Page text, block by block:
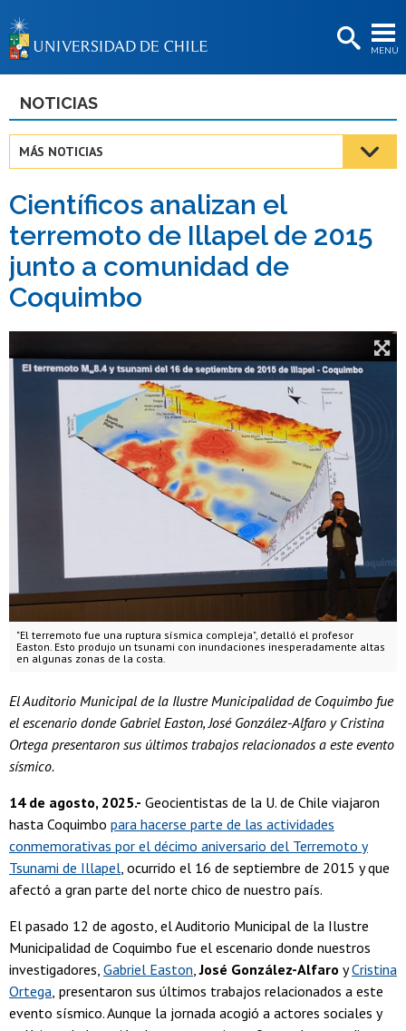
MENÚ
BIBLIOTECAS
Estudiantes
Académicas/os
Funcionarias/os
Egresadas/os
NOTICIAS
MÁS NOTICIAS
Científicos analizan el
terremoto de Illapel de 2015
junto a comunidad de
Coquimbo
"El terremoto fue una ruptura sísmica compleja", detalló el profesor
Easton. Esto produjo un tsunami con inundaciones inesperadamente altas
en algunas zonas de la costa.
El Auditorio Municipal de la Ilustre Municipalidad de Coquimbo fue
el escenario donde Gabriel Easton, José González-Alfaro y Cristina
Ortega presentaron sus últimos trabajos relacionados a este evento
sísmico.
14 de agosto, 2025.- Geocientistas de la U. de Chile viajaron
hasta Coquimbo para hacerse parte de las actividades
conmemorativas por el décimo aniversario del Terremoto y
Tsunami de Illapel, ocurrido el 16 de septiembre de 2015 y que
afectó a gran parte del norte chico de nuestro país.
El pasado 12 de agosto, el Auditorio Municipal de la Ilustre
Municipalidad de Coquimbo fue el escenario donde nuestros
investigadores, Gabriel Easton,José González-Alfaro yCristina
Ortega, presentaron sus últimos trabajos relacionados a este
evento sísmico. Aunque la jornada acogió a actores sociales y